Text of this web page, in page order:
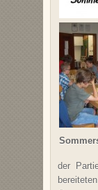
der